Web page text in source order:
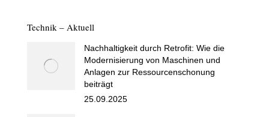
Technik – Aktuell
Nachhaltigkeit durch Retrofit: Wie die
Modernisierung von Maschinen und
Anlagen zur Ressourcenschonung
beiträgt
25.09.2025